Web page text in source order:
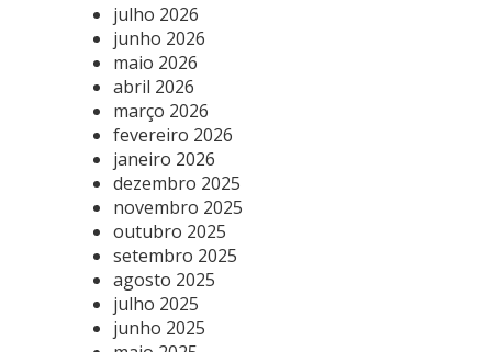
julho 2026
junho 2026
maio 2026
abril 2026
março 2026
fevereiro 2026
janeiro 2026
dezembro 2025
novembro 2025
outubro 2025
setembro 2025
agosto 2025
julho 2025
junho 2025